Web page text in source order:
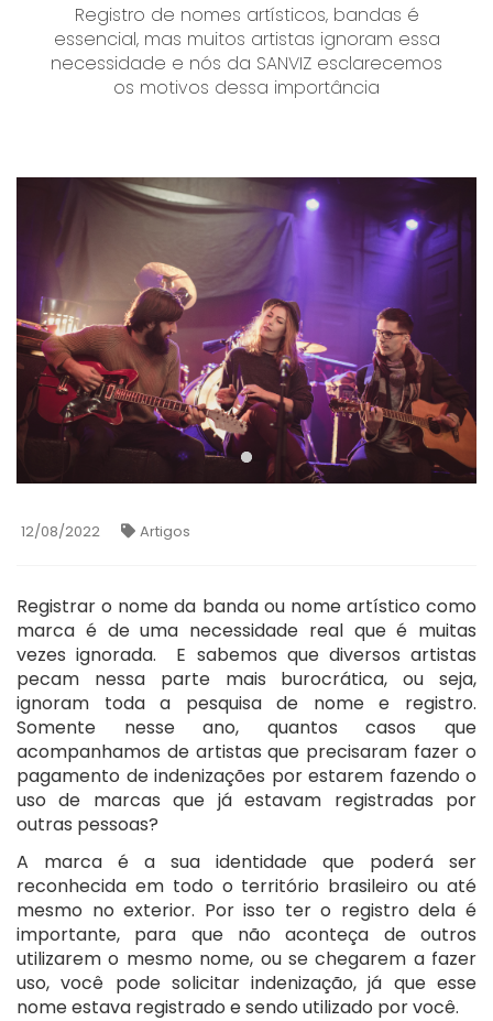
Registro de nomes artísticos, bandas é
essencial, mas muitos artistas ignoram essa
necessidade e nós da SANVIZ esclarecemos
os motivos dessa importância
12/08/2022 Artigos
Registrar o nome da banda ou nome artístico como
marca é de uma necessidade real que é muitas
vezes ignorada. E sabemos que diversos artistas
pecam nessa parte mais burocrática, ou seja,
ignoram toda a pesquisa de nome e registro.
Somente nesse ano, quantos casos que
acompanhamos de artistas que precisaram fazer o
pagamento de indenizações por estarem fazendo o
uso de marcas que já estavam registradas por
outras pessoas?
A marca é a sua identidade que poderá ser
reconhecida em todo o território brasileiro ou até
mesmo no exterior. Por isso ter o registro dela é
importante, para que não aconteça de outros
utilizarem o mesmo nome, ou se chegarem a fazer
uso, você pode solicitar indenização, já que esse
nome estava registrado e sendo utilizado por você.